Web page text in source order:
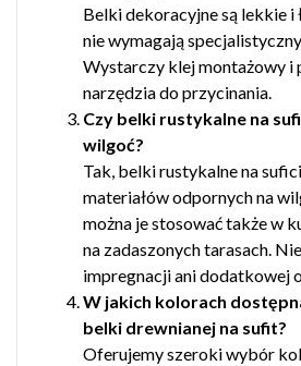
Belki dekoracyjne są lekkie i
nie wymagają
Wystarczy klej montażowy i
narzędzia do przycinania.
Czy belki rustykalne na
wilgoć?
Tak, belki rustykalne na
materiałów odpornych na
można je stosować także w
na zadaszonych tarasach.
impregnacji ani dodatkowej
W jakich kolorach
belki drewnianej na sufit?
Oferujemy szeroki wybór